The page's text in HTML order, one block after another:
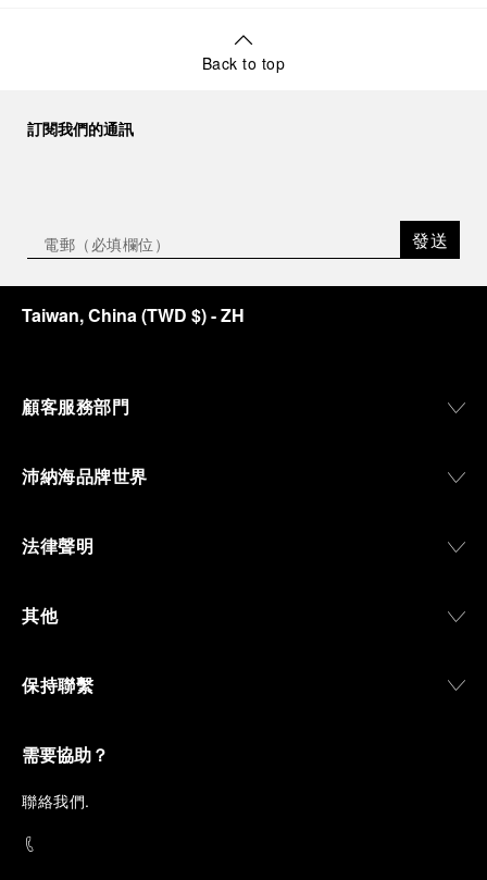
Back to top
訂閱我們的通訊
發送
Taiwan, China(TWD $)- ZH
顧客服務部門
沛納海品牌世界
法律聲明
其他
保持聯繫
需要協助？
聯絡我們.